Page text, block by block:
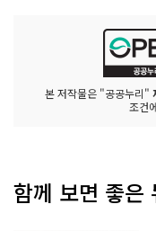
본 저작물은 "공공누리"
조건
함께 보면 좋은